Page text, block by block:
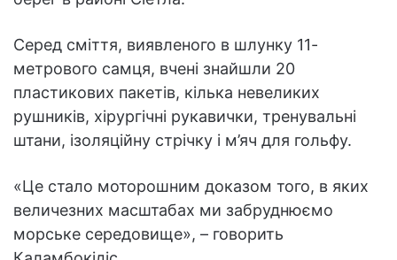
Серед сміття, виявленого в шлунку 11-
метрового самця, вчені знайшли 20
пластикових пакетів, кілька невеликих
рушників, хірургічні рукавички, тренувальні
штани, ізоляційну стрічку і м’яч для гольфу.
«Це стало моторошним доказом того, в яких
величезних масштабах ми забруднюємо
морське середовище», – говорить